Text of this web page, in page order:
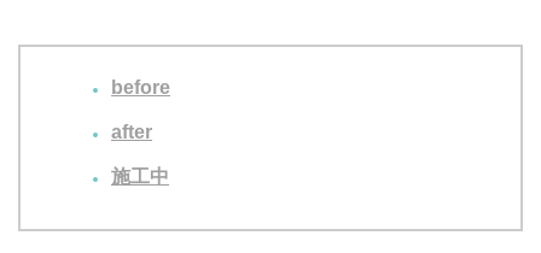
before
after
施工中